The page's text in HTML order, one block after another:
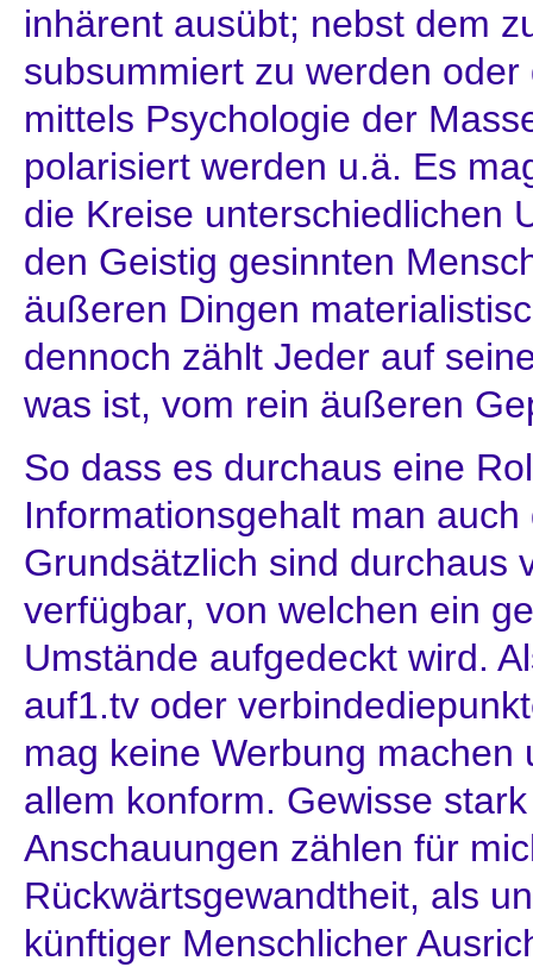
inhärent ausübt; nebst dem
subsummiert zu werden
mittels Psychologie der
polarisiert werden u.ä. Es
die Kreise unterschiedlichen
den Geistig gesinnten
äußeren Dingen
dennoch zählt Jeder auf
was ist, vom rein äußeren
So dass es durchaus eine
Informationsgehalt man
Grundsätzlich sind durchaus
verfügbar, von welchen ein
Umstände aufgedeckt wird.
auf1.tv oder
mag keine Werbung machen
allem konform. Gewisse
Anschauungen zählen für
Rückwärtsgewandtheit, als
künftiger Menschlicher